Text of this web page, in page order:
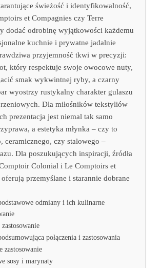
świeżość i identyfikowalność,
et Compagnies czy Terre
dodać odrobinę wyjątkowości każdemu
kuchnie i prywatne jadalnie
przyjemność tkwi w precyzji:
który respektuje swoje owocowe nuty,
smak wykwintnej ryby, a czarny
wyostrzy rustykalny charakter gulaszu
Dla miłośników tekstyliów
prezentacja jest niemal tak samo
a estetyka młynka – czy to
ceramicznego, czy stalowego –
Dla poszukujących inspiracji, źródła
Colonial i Le Comptoirs et
przemyślane i starannie dobrane
odmiany i ich kulinarne
połączenia i zastosowania
zastosowanie
sosy i marynaty